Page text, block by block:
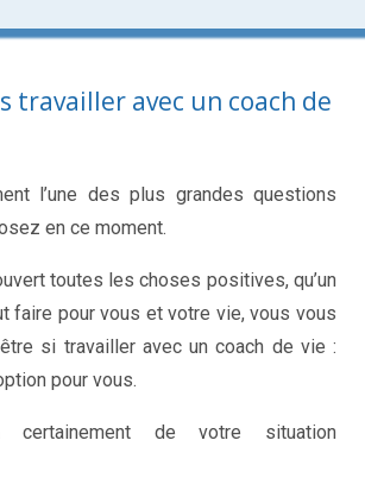
travailler avec un coach de
l’une des plus grandes questions
en ce moment.
toutes les choses positives, qu’un
faire pour vous et votre vie, vous vous
si travailler avec un coach de vie :
pour vous.
certainement de votre situation